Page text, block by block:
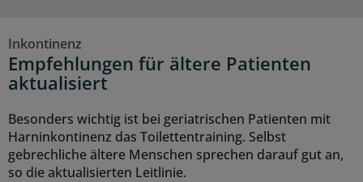
Inkontinenz
Empfehlungen für ältere Patienten
aktualisiert
Besonders wichtig ist bei geriatrischen Patienten mit
Harninkontinenz das Toilettentraining. Selbst
gebrechliche ältere Menschen sprechen darauf gut an,
so die aktualisierten Leitlinie.